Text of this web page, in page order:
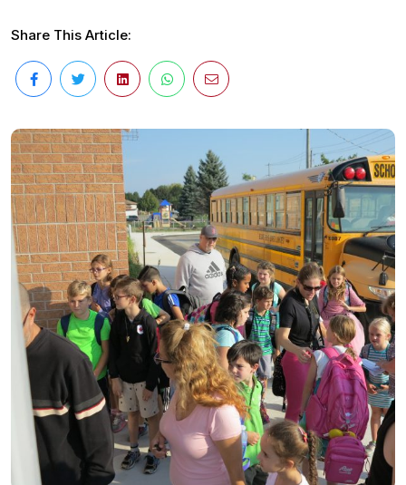
Share This Article: